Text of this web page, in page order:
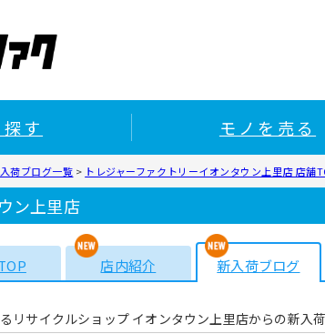
す モノを売る
荷ブログ一覧 > トレジャーファクトリーイオンタウン上里店 店舗
ン上里店
店内紹介 新入荷ブログ
リサイクルショップ イオンタウン上里店からの新入